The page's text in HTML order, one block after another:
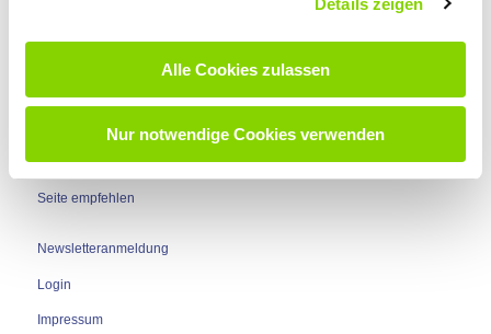
Alle Cookies zulassen
Nur notwendige Cookies verwenden
Nach oben
Seite empfehlen
Newsletteranmeldung
Login
Impressum